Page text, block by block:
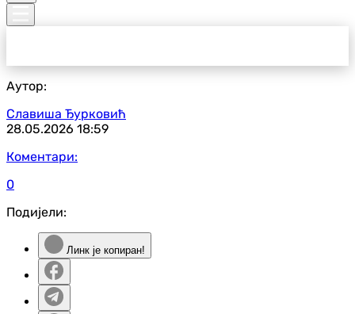
Аутор:
Славиша Ђурковић
28.05.2026 18:59
Коментари:
0
Подијели:
Линк је копиран!